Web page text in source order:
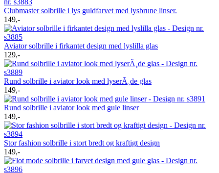
Clubmaster solbrille i lys guldfarvet med lysbrune linser.
149,-
Aviator solbrille i firkantet design med lyslilla glas
129,-
Rund solbrille i aviator look med lyserÃ¸de glas
149,-
Rund solbrille i aviator look med gule linser
149,-
Stor fashion solbrille i stort bredt og kraftigt design
149,-